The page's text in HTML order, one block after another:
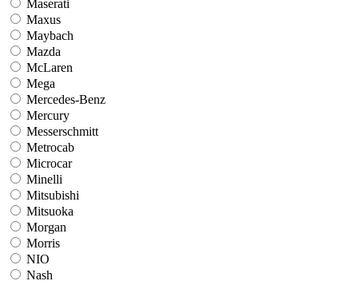
Maserati
Maxus
Maybach
Mazda
McLaren
Mega
Mercedes-Benz
Mercury
Messerschmitt
Metrocab
Microcar
Minelli
Mitsubishi
Mitsuoka
Morgan
Morris
NIO
Nash